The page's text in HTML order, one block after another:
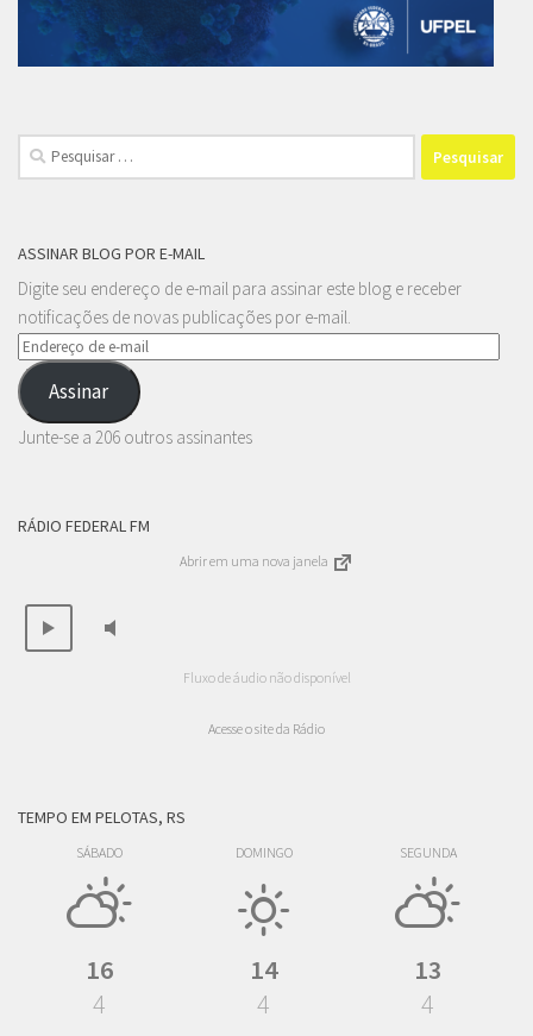
Pesquisar
por:
ASSINAR BLOG POR E-MAIL
Digite seu endereço de e-mail para assinar este blog e receber
notificações de novas publicações por e-mail.
Endereço
de
e-
mail
Assinar
Junte-se a 206 outros assinantes
RÁDIO FEDERAL FM
Abrir em uma nova janela
Fluxo de áudio não disponível
Acesse o site da Rádio
TEMPO EM PELOTAS, RS
SÁBADO
16
4
DOMINGO
14
4
SEGUNDA
13
4